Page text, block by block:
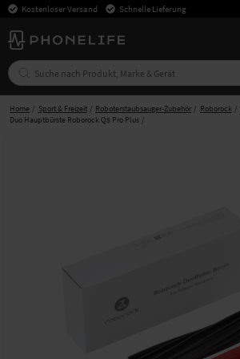
Kostenloser Versand Schnelle Lieferung
Home Sport & Freizeit Roboterstaubsauger-Zubehör Roborock
Duo Hauptbürste Roborock Q5 Pro Plus